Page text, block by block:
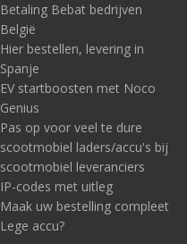
Betaling Bebat bedrijven
België
Hier bestellen, levering in
Spanje
EV startboosten met Noco
Genius
Pas op voor veel te dure
scootmobiel laders/accu's bij
scootmobiel leveranciers
IP-codes met uitleg
Maak uw bestelling compleet
Lege accu?